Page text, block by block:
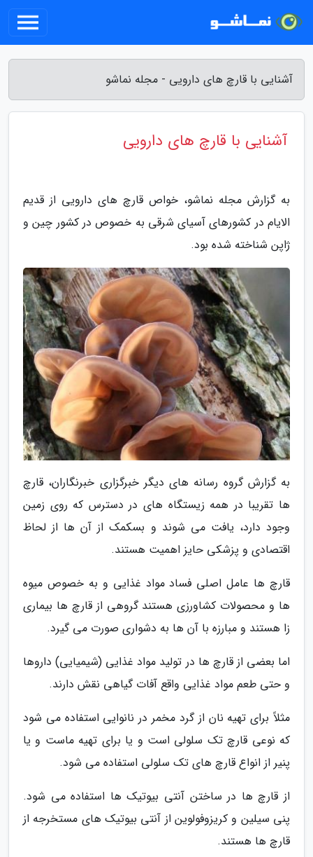
آشنایی با قارچ های دارویی - مجله نماشو
آشنایی با قارچ های دارویی
به گزارش مجله نماشو، خواص قارچ های دارویی از قدیم
الایام در کشورهای آسیای شرقی به خصوص در کشور چین و
ژاپن شناخته شده بود.
به گزارش گروه رسانه های دیگر خبرگزاری خبرنگاران، قارچ
ها تقریبا در همه زیستگاه های در دسترس که روی زمین
وجود دارد، یافت می شوند و بسکمک از آن ها از لحاظ
اقتصادی و پزشکی حایز اهمیت هستند.
قارچ ها عامل اصلی فساد مواد غذایی و به خصوص میوه
ها و محصولات کشاورزی هستند گروهی از قارچ ها بیماری
زا هستند و مبارزه با آن ها به دشواری صورت می گیرد.
اما بعضی از قارچ ها در تولید مواد غذایی (شیمیایی) داروها
و حتی طعم مواد غذایی واقع آفات گیاهی نقش دارند.
مثلاً برای تهیه نان از گرد مخمر در نانوایی استفاده می شود
که نوعی قارچ تک سلولی است و یا برای تهیه ماست و یا
پنیر از انواع قارچ های تک سلولی استفاده می شود.
از قارچ ها در ساختن آنتی بیوتیک ها استفاده می شود.
پنی سیلین و کریزوفولوین از آنتی بیوتیک های مستخرجه از
قارچ ها هستند.